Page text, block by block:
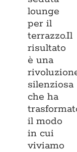
lounge
per il
terrazzo.Il
risultato
è una
silenziosa
che ha
il modo
in cui
viviamo